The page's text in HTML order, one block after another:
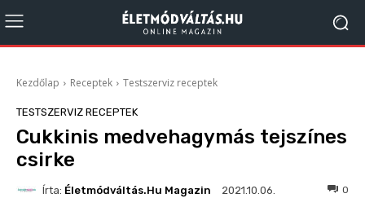
Kezdőlap Receptek Testszerviz receptek
TESTSZERVIZ RECEPTEK
Cukkinis medvehagymás tejszínes
csirke
Írta: Életmódváltás.hu Magazin 2021.10.06. 0